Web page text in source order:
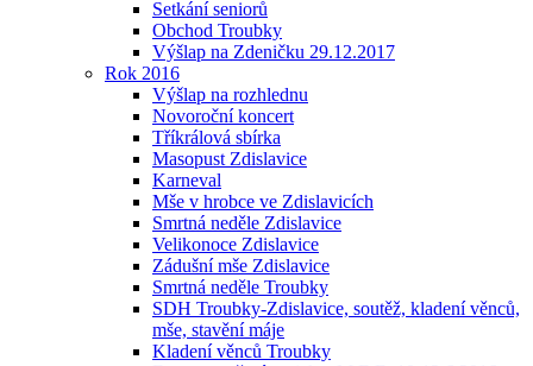
Setkání seniorů
Obchod Troubky
Výšlap na Zdeničku 29.12.2017
Rok 2016
Výšlap na rozhlednu
Novoroční koncert
Tříkrálová sbírka
Masopust Zdislavice
Karneval
Mše v hrobce ve Zdislavicích
Smrtná neděle Zdislavice
Velikonoce Zdislavice
Zádušní mše Zdislavice
Smrtná neděle Troubky
SDH Troubky-Zdislavice, soutěž, kladení věnců,
mše, stavění máje
Kladení věnců Troubky